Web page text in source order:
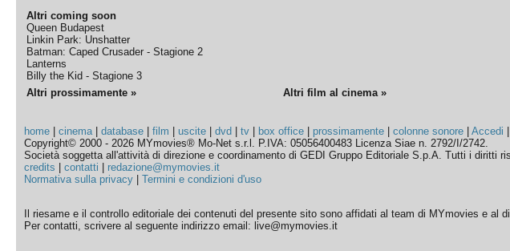
Altri coming soon
Queen Budapest
Linkin Park: Unshatter
Batman: Caped Crusader - Stagione 2
Lanterns
Billy the Kid - Stagione 3
Altri prossimamente » Altri film al cinema »
home |cinema|database |film |uscite |dvd |tv box office prossimamente |colonne sonore |Accedi
Copyright© 2000 - 2026 MYmovies® Mo-Net s.r.l. P.IVA: 05056400483 Licenza Siae n. 2792/I/2742.
Società soggetta all'attività di direzione e coordinamento di GEDI Gruppo Editoriale S.p.A. Tutti i diritti
credits |contatti
redazione@mymovies.it
Normativa sulla privacy |Termini e condizioni d'uso
Il riesame e il controllo editoriale dei contenuti del presente sito sono affidati al team di MYmovies e al
Per contatti, scrivere al seguente indirizzo email: live@mymovies.it